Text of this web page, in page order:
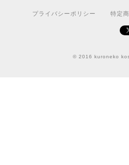
プライバシーポリシー 特定
© 2016 kuroneko